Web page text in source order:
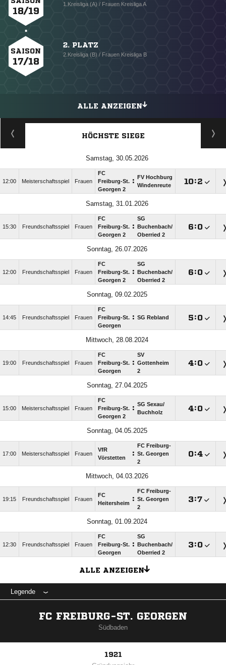
18/19
1.Kreisliga (A) / Frauen Kreisliga A
SAISON
17/18
2. PLATZ
2.Kreisliga (B) / Frauen Kreisliga B
ALLE ANZEIGEN
HÖCHSTE SIEGE
Samstag, 30.05.2026
12:00 Meisterschaftsspiel Frauen
FC
Freiburg-St.
Georgen 2
:
FV Hochburg
Windenreute
:
Samstag, 31.01.2026
15:30 Freundschaftsspiel Frauen
FC
Freiburg-St.
Georgen 2
:
SG
Buchenbach/​
Oberried 2
:
Sonntag, 26.07.2026
12:00 Freundschaftsspiel Frauen
FC
Freiburg-St.
Georgen 2
:
SG
Buchenbach/​
Oberried 2
:
Sonntag, 09.02.2025
14:45 Freundschaftsspiel Frauen
FC
Freiburg-St.
Georgen
: SG Rebland :
Mittwoch, 28.08.2024
19:00 Freundschaftsspiel Frauen
FC
Freiburg-St.
Georgen
:
SV
Gottenheim
2
:
Sonntag, 27.04.2025
15:00 Meisterschaftsspiel Frauen
FC
Freiburg-St.
Georgen 2
: SG Sexau/​
Buchholz
:
Sonntag, 04.05.2025
17:00 Meisterschaftsspiel Frauen
VfR
Vörstetten
:
FC Freiburg-
St. Georgen
2
:
Mittwoch, 04.03.2026
19:15 Freundschaftsspiel Frauen
FC
Heitersheim :
FC Freiburg-
St. Georgen
2
:
Sonntag, 01.09.2024
12:30 Freundschaftsspiel Frauen
FC
Freiburg-St.
Georgen
:
SG
Buchenbach/​
Oberried 2
:
ALLE ANZEIGEN
Legende
FC FREIBURG-ST. GEORGEN
Südbaden
1921